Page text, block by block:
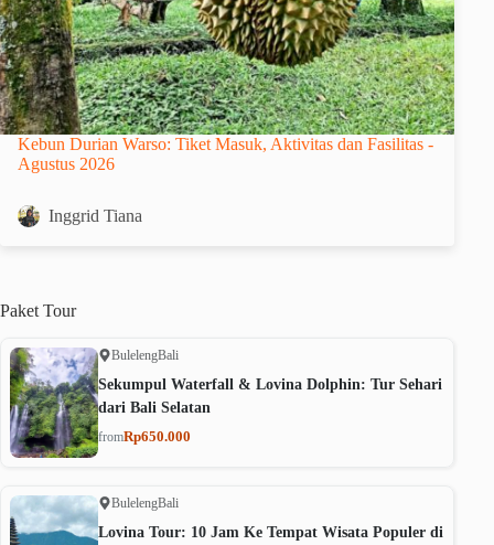
Kebun Durian Warso: Tiket Masuk, Aktivitas dan Fasilitas -
Agustus 2026
Inggrid Tiana
Paket Tour
BulelengBali
Sekumpul Waterfall & Lovina Dolphin: Tur Sehari
dari Bali Selatan
fromRp650.000
BulelengBali
Lovina Tour: 10 Jam Ke Tempat Wisata Populer di